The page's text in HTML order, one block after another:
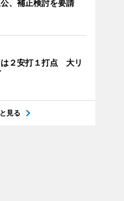
、補正検討を要請
２安打１打点 大リ
見る